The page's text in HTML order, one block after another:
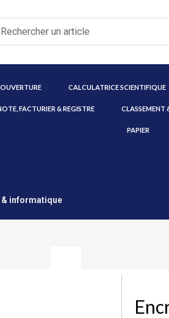
CALCULATRICE SCIENTIFIQUE
FACTURIER & REGISTRE CLASSEMENT
PAPIER
& informatique